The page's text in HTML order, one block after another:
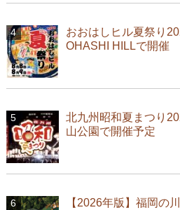
おおはしヒル夏祭り
OHASHI HILLで開催
北九州昭和夏まつり
山公園で開催予定
【2026年版】福岡の